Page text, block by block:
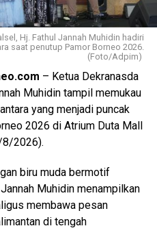
antarwarga.
persiapan dilakukan
perlengkapan
hadiah bagi para
warga RT 25 untuk ikut
agar perayaan HUT RI
aman, dan tertib.
di WhatsApp Grub
setiap rumah warga
Ady.
warga RT 25 Komplek
Hj. Fathul Jannah Muhidin hadiri
saat penutup Pamor Borneo 2026.
(Foto/Adpim)
– Ketua Dekranasda
Muhidin tampil memukau
yang menjadi puncak
2026 di Atrium Duta Mall
8/2026).
biru muda bermotif
Muhidin menampilkan
membawa pesan
di tengah